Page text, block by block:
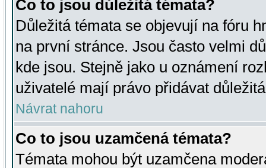
Co to jsou důležitá témata?
Důležitá témata se objevují na fóru
na první stránce. Jsou často velmi
kde jsou. Stejně jako u oznámení
uživatelé mají právo přidávat
Návrat nahoru
Co to jsou uzamčená témata?
Témata mohou být uzamčena